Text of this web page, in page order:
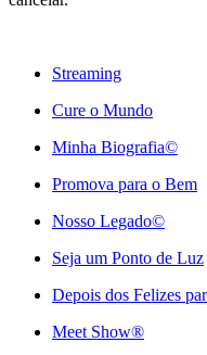
Streaming
Cure o Mundo
Minha Biografia©
Promova para o Bem
Nosso Legado©
Seja um Ponto de Luz
Depois dos Felizes
Meet Show®